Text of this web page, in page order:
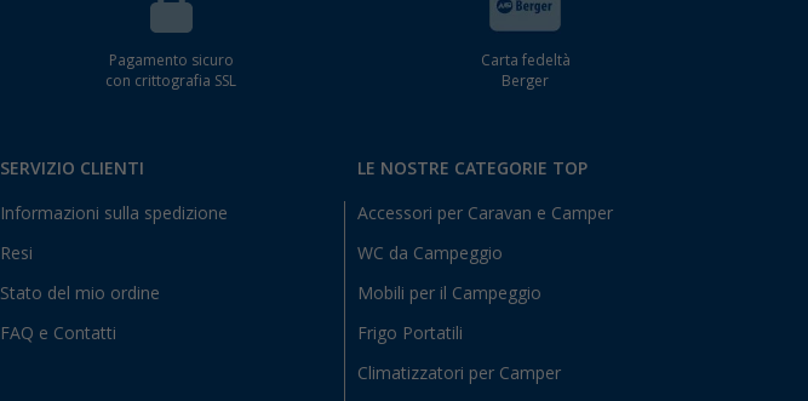
Pagamento sicuro
con crittografia SSL
Carta fedeltà
Berger
SERVIZIO CLIENTI
Informazioni sulla spedizione
Resi
Stato del mio ordine
FAQ e Contatti
LE NOSTRE CATEGORIE TOP
Accessori per Caravan e Camper
WC da Campeggio
Mobili per il Campeggio
Frigo Portatili
Climatizzatori per Camper